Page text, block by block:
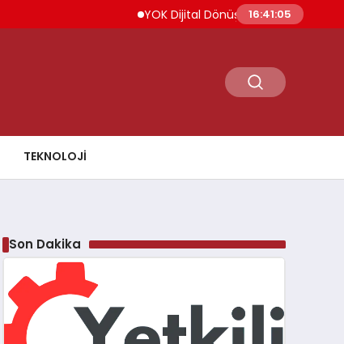
YOK Dijital Dönüşüm İçin Bilişim
16:41:05
TEKNOLOJI
Son Dakika